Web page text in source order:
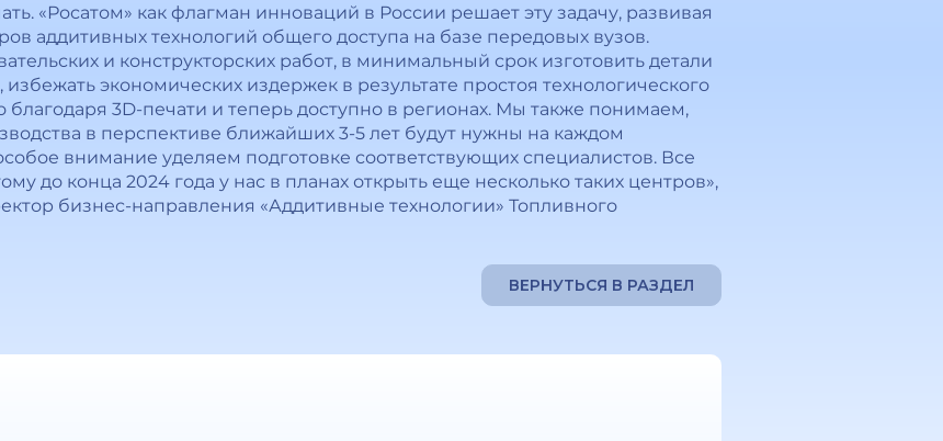
«Росатом» как флагман инноваций в России решает эту задачу, развивая
аддитивных технологий общего доступа на базе передовых вузов.
и конструкторских работ, в минимальный срок изготовить детали
экономических издержек в результате простоя технологического
благодаря 3D-печати и теперь доступно в регионах. Мы также понимаем,
в перспективе ближайших 3-5 лет будут нужны на каждом
внимание уделяем подготовке соответствующих специалистов. Все
до конца 2024 года у нас в планах открыть еще несколько таких центров»,
бизнес-направления «Аддитивные технологии» Топливного
ВЕРНУТЬСЯ В РАЗДЕЛ